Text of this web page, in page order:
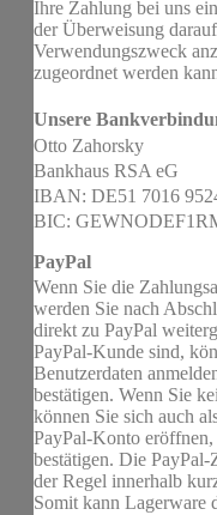
Ihre Zahlung bei uns
der Überweisung
Verwendungszweck
zugeordnet werden
Unsere
Otto Zahorsky
Bankhaus RSA eG
IBAN: DE51 7016
BIC:
PayPal
Wenn Sie die
werden Sie nach
direkt zu PayPal
PayPal-Kunde sind,
Benutzerdaten
bestätigen. Wenn Sie
können Sie sich auch
PayPal-Konto
bestätigen. Die
der Regel innerhalb
Somit kann Lagerware